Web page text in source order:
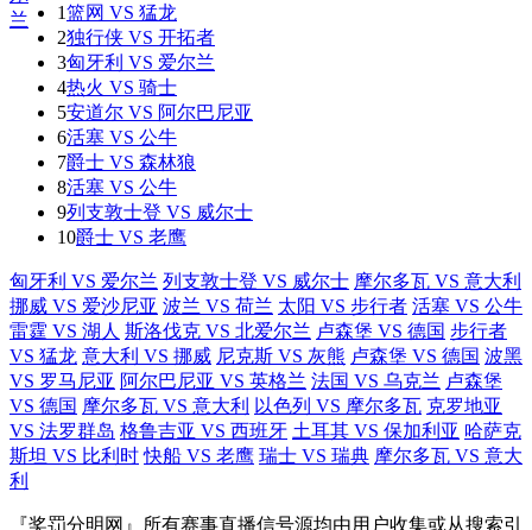
1篮网 VS 猛龙
2独行侠 VS 开拓者
3匈牙利 VS 爱尔兰
4热火 VS 骑士
5安道尔 VS 阿尔巴尼亚
6活塞 VS 公牛
7爵士 VS 森林狼
8活塞 VS 公牛
9列支敦士登 VS 威尔士
10爵士 VS 老鹰
匈牙利 VS 爱尔兰 列支敦士登 VS 威尔士 摩尔多瓦 VS 意大利
挪威 VS 爱沙尼亚 波兰 VS 荷兰 太阳 VS 步行者 活塞 VS 公牛
雷霆 VS 湖人 斯洛伐克 VS 北爱尔兰 卢森堡 VS 德国 步行者
VS 猛龙 意大利 VS 挪威 尼克斯 VS 灰熊 卢森堡 VS 德国 波黑
VS 罗马尼亚 阿尔巴尼亚 VS 英格兰 法国 VS 乌克兰 卢森堡
VS 德国 摩尔多瓦 VS 意大利 以色列 VS 摩尔多瓦 克罗地亚
VS 法罗群岛 格鲁吉亚 VS 西班牙 土耳其 VS 保加利亚 哈萨克
斯坦 VS 比利时 快船 VS 老鹰 瑞士 VS 瑞典 摩尔多瓦 VS 意大
利
『奖罚分明网』所有赛事直播信号源均由用户收集或从搜索引